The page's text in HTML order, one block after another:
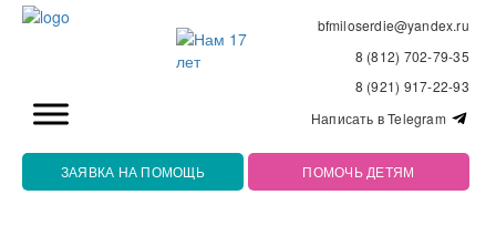
bfmiloserdie@yandex.ru
8 (812) 702-79-35
8 (921) 917-22-93
Написать в Telegram
ЗАЯВКА НА ПОМОЩЬ ПОМОЧЬ ДЕТЯМ